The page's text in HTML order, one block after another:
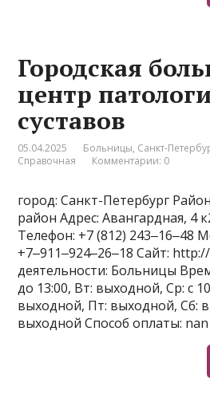
Городская
центр
суставов
05.04.2025 Больницы, Санкт-
Справочная
Комментарии: 0
город: Санкт-Петербург
район Адрес: Авангардная, 4
Телефон: +7 (812) 243‒16‒48
+7‒911‒924‒26‒18 Сайт:
деятельности: Больницы
до 13:00, Вт: выходной, Ср: с
выходной, Пт: выходной, Сб:
выходной Способ оплаты: nan